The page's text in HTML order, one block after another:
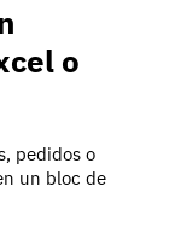
o
pedidos o
un bloc de